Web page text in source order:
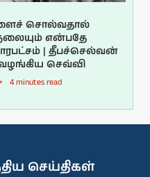
சொல்வதால்
என்பதே
| தீபச்செல்வன்
செவ்வி
4 minutes read
செய்திகள்